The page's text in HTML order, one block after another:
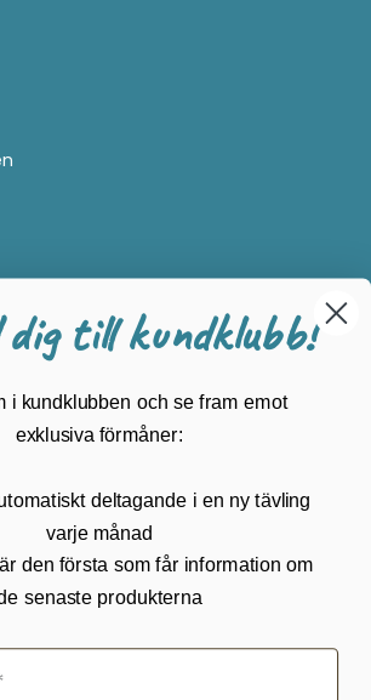
på vårt nyhetsbrev
till kundklubb!
i kundklubben och se fram emot
exklusiva förmåner:
deltagande i en ny tävling
varje månad
den första som får information om
senaste produkterna